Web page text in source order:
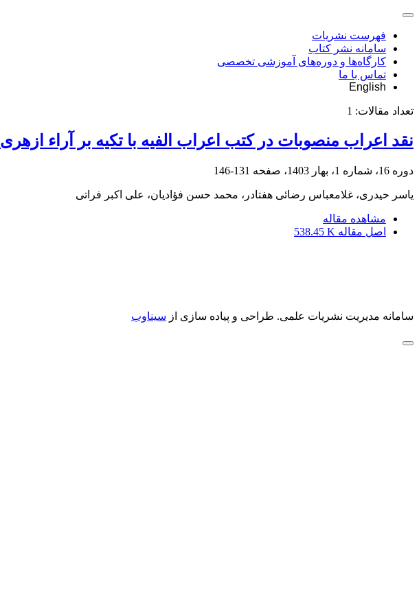
فهرست نشریات
سامانه نشر کتاب
کارگاه‌ها و دوره‌های آموزشی تخصصی
تماس با ما
English
تعداد مقالات: 1
نقد اعراب منصوبات در کتب اعراب الفیه با تکیه بر آراء
دوره 16، شماره 1، بهار 1403، صفحه 131-146
یاسر حیدری، غلامعباس رضائی هفتادر، محمد حسن فؤادیان، علی اکبر فراتی
مشاهده مقاله
اصل مقاله 538.45 K
سامانه مدیریت نشریات علمی. طراحی و پیاده سازی از سیناوب